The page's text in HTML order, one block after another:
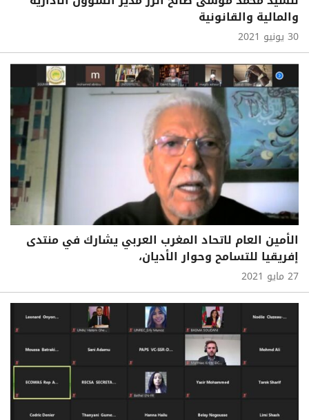
والمالية والقانونية
30 يونيو 2021
الأمين العام لاتحاد المغرب العربي يشارك في منتدى
إفريقيا للتسامح وحوار الأديان،
27 مايو 2021